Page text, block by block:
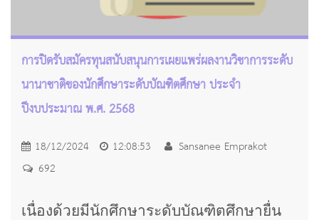
การปิดรับสมัครทุนสนับสนุนการเผยแพร่ผลงานวิชาการระดับ
นานาชาติของนักศึกษาระดับบัณฑิตศึกษา ประจำ
ปีงบประมาณ พ.ศ. 2568
18/12/2024 12:08:53
Sansanee Emprakot
692
เนื่องด้วยมีนักศึกษาระดับบัณฑิตศึกษายื่น